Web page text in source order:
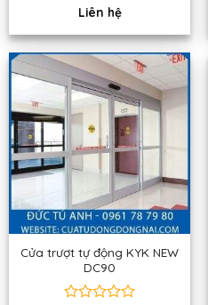
Được
hạng
0
5
sao
Liên hệ
Cửa trượt tự động KYK NEW
DC90